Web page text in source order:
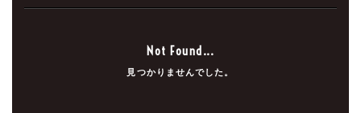
Not Found...
見つかりませんでした。